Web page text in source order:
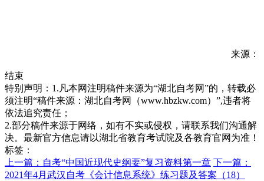
来源：
结束
特别声明：1.凡本网注明稿件来源为“湖北自考网”的，转载必
须注明“稿件来源：湖北自考网（www.hbzkw.com）”,违者将
依法追究责任；
2.部分稿件来源于网络，如有不实或侵权，请联系我们沟通解
决。最新官方信息请以湖北省教育考试院及各教育官网为准！
标签：
上一篇：自考“中国近现代史纲要”复习资料第一章 下一篇：
2021年4月武汉自考《会计信息系统》练习题及答案（18）